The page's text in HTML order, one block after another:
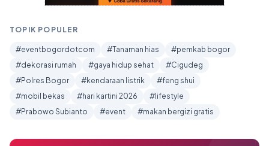
TOPIK POPULER
#eventbogordotcom #Tanaman hias
#pemkab bogor
#dekorasi rumah
#gaya hidup sehat
#Cigudeg
#Polres Bogor
#kendaraan listrik
#feng shui
#mobil bekas
#hari kartini 2026
#lifestyle
#Prabowo Subianto
#event #makan bergizi gratis